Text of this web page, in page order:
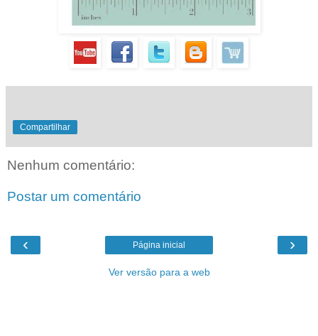
Compartilhar
Nenhum comentário:
Postar um comentário
‹ ›
Página inicial
Ver versão para a web